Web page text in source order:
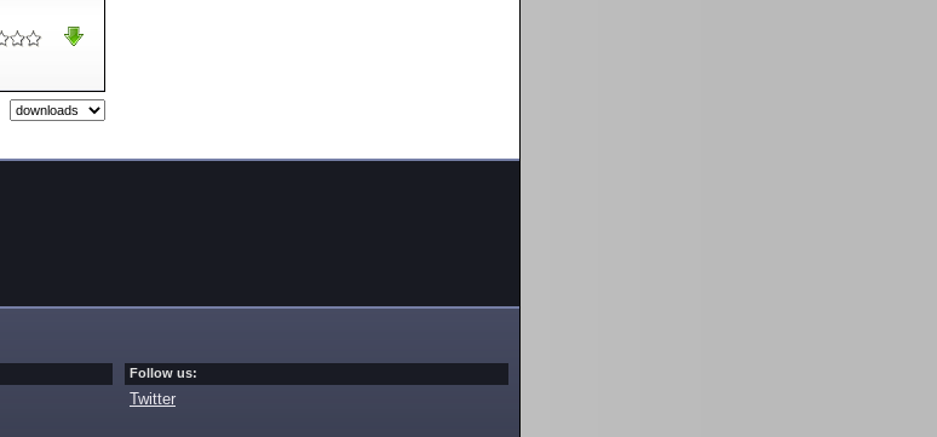
Follow us:
Twitter